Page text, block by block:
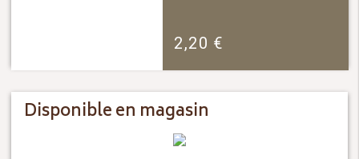
2,20 €
Disponible en magasin